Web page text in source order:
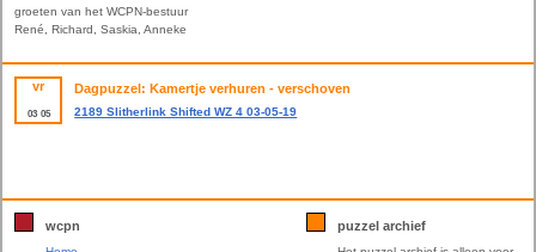
groeten van het WCPN-bestuur
René, Richard, Saskia, Anneke
vr
03 05
Dagpuzzel: Kamertje verhuren - verschoven
2189 Slitherlink Shifted WZ 4 03-05-19
wcpn puzzel archief